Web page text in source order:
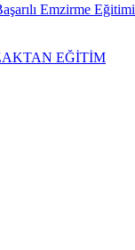
Emzirme Eğitimi
EĞİTİM